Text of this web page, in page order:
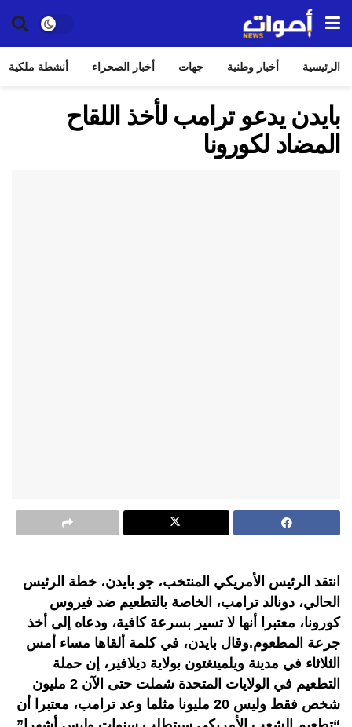
الرئيسية أخبار وطنية جهات أخبار الصحراء أنشطة ملكية
بايدن يدعو ترامب لأخذ اللقاح
المضاد لكورونا
انتقد الرئيس الأمريكي المنتخب، جو بايدن، خطة الرئيس
الحالي، دونالد ترامب، الخاصة بالتطعيم ضد فيروس
كورونا، معتبرا أنها لا تسير بسرعة كافية، ودعاه إلى أخذ
جرعة المطعوم.وقال بايدن، في كلمة ألقاها مساء أمس
الثلاثاء في مدينة ويلمينغتون بولاية ديلافير، إن حملة
التطعيم في الولايات المتحدة شملت حتى الآن 2 مليون
شخص فقط وليس 20 مليونا مثلما وعد ترامب، معتبرا أن